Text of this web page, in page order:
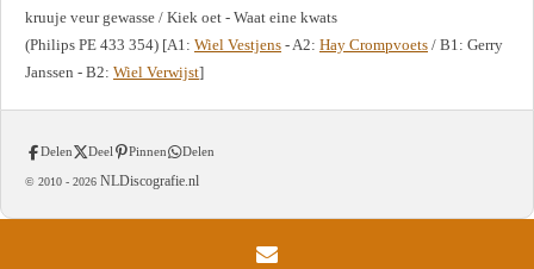
kruuje veur gewasse / Kiek oet - Waat eine kwats
(Philips PE 433 354) [A1: Wiel Vestjens - A2: Hay Crompvoets / B1: Gerry
Janssen - B2: Wiel Verwijst]
Delen Deel Pinnen Delen
© 2010 - 2026 NLDiscografie.nl